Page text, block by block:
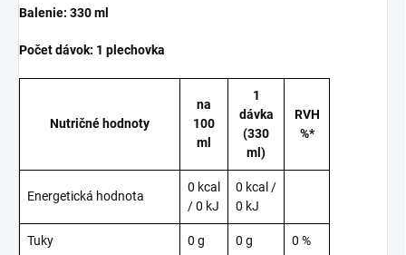
Balenie: 330 ml
Počet dávok: 1 plechovka
Nutričné hodnoty
na
100
ml
1
dávka
(330
ml)
RVH
%*
Energetická hodnota
0 kcal
/ 0 kJ
0 kcal /
0 kJ
Tuky 0 g 0 g 0 %